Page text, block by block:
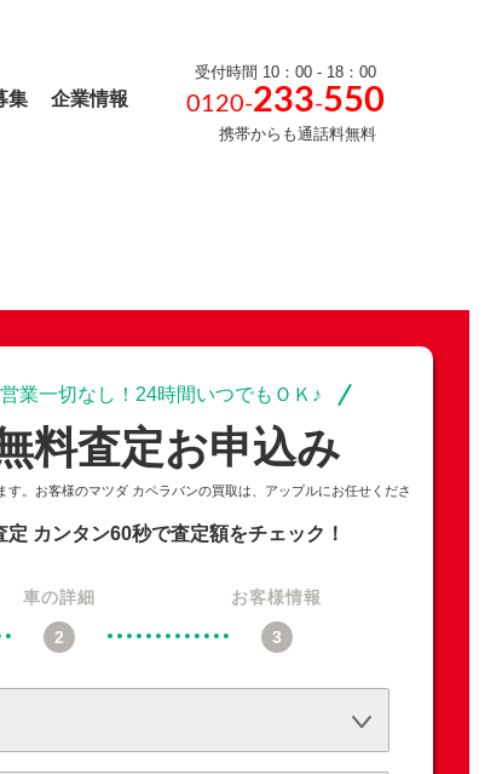
集 企業情報
受付時間 10：00 - 18：00
0120-233-550
携帯からも通話料無料
業一切なし！24時間いつでもＯＫ♪
料査定お申込み
。お客様のマツダ カペラバンの買取は、アップルにお任せくださ
定 カンタン60秒で査定額をチェック！
車の詳細 お客様情報